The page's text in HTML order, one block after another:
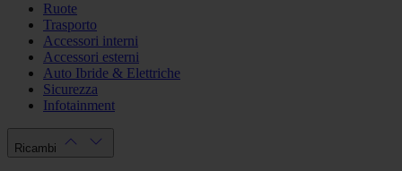
Ruote
Trasporto
Accessori interni
Accessori esterni
Auto Ibride & Elettriche
Sicurezza
Infotainment
Ricambi